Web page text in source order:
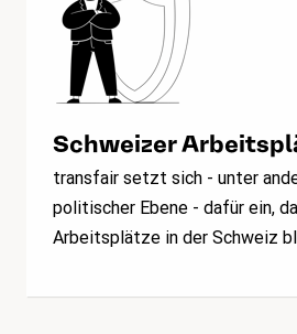
Schweizer
transfair setzt sich - unter
politischer Ebene - dafür ein,
Arbeitsplätze in der Schweiz